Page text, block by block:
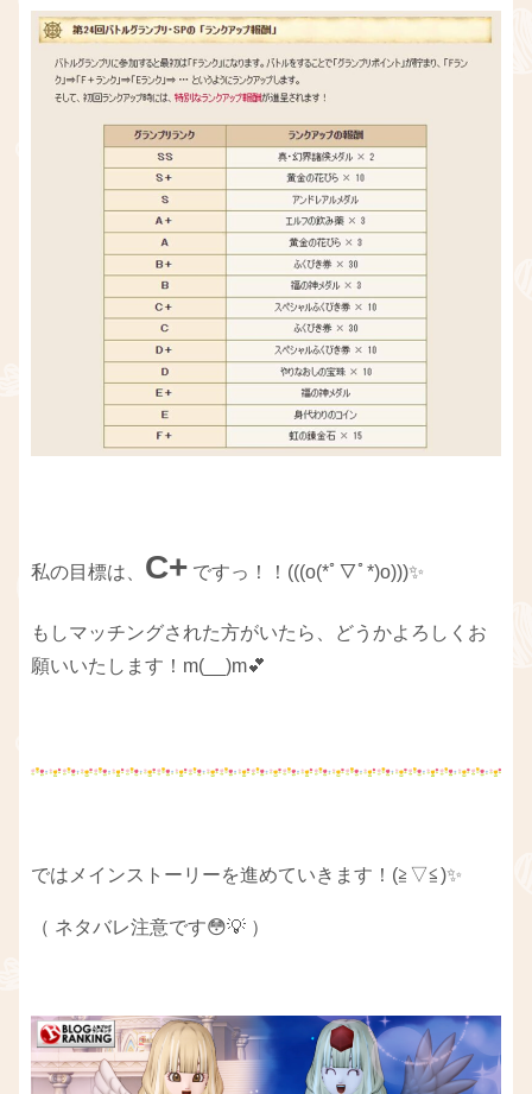
私の目標は、 C+ ですっ！！(((o(*ﾟ▽ﾟ*)o)))✨
もしマッチングされた方がいたら、どうかよろしくお
願いいたします！m(__)m💕
ではメインストーリーを進めていきます！(≧▽≦)✨
（ ネタバレ注意です😳💡 ）